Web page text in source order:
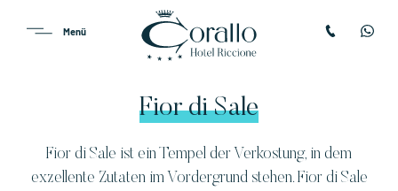
Fior di Sale
Fior di Sale ist ein Tempel der Verkostung, in dem
exzellente Zutaten im Vordergrund stehen. Fior di Sale